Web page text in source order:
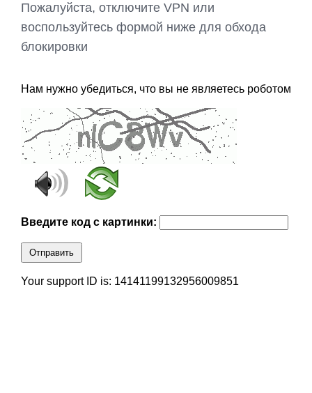
Пожалуйста, отключите VPN или
воспользуйтесь формой ниже для обхода
блокировки
Нам нужно убедиться, что вы не являетесь роботом
Введите код с картинки:
Отправить
Your support ID is: 14141199132956009851